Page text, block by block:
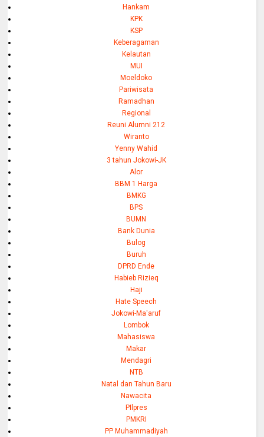
Hankam
KPK
KSP
Keberagaman
Kelautan
MUI
Moeldoko
Pariwisata
Ramadhan
Regional
Reuni Alumni 212
Wiranto
Yenny Wahid
3 tahun Jokowi-JK
Alor
BBM 1 Harga
BMKG
BPS
BUMN
Bank Dunia
Bulog
Buruh
DPRD Ende
Habieb Rizieq
Haji
Hate Speech
Jokowi-Ma'aruf
Lombok
Mahasiswa
Makar
Mendagri
NTB
Natal dan Tahun Baru
Nawacita
PIlpres
PMKRI
PP Muhammadiyah